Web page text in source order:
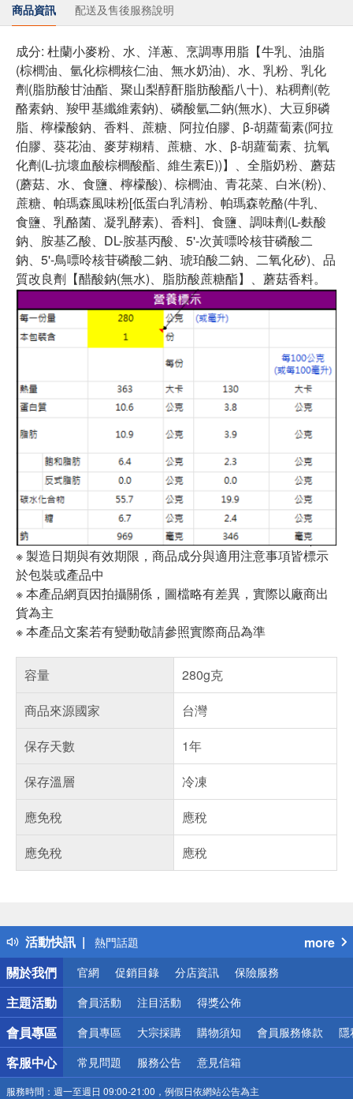
商品資訊 配送及售後服務說明
成分: 杜蘭小麥粉、水、洋蔥、烹調專用脂【牛乳、油脂
(棕櫚油、氫化棕櫚核仁油、無水奶油)、水、乳粉、乳化
劑(脂肪酸甘油酯、聚山梨醇酐脂肪酸酯八十)、粘稠劑(乾
酪素鈉、羧甲基纖維素鈉)、磷酸氫二鈉(無水)、大豆卵磷
脂、檸檬酸鈉、香料、蔗糖、阿拉伯膠、β-胡蘿蔔素(阿拉
伯膠、葵花油、麥芽糊精、蔗糖、水、β-胡蘿蔔素、抗氧
化劑(L-抗壞血酸棕櫚酸酯、維生素E))】、全脂奶粉、蘑菇
(蘑菇、水、食鹽、檸檬酸)、棕櫚油、青花菜、白米(粉)、
蔗糖、帕瑪森風味粉[低蛋白乳清粉、帕瑪森乾酪(牛乳、
食鹽、乳酪菌、凝乳酵素)、香料]、食鹽、調味劑(L-麩酸
鈉、胺基乙酸、DL-胺基丙酸、5'-次黃嘌呤核苷磷酸二
鈉、5'-鳥嘌呤核苷磷酸二鈉、琥珀酸二鈉、二氧化矽)、品
質改良劑【醋酸鈉(無水)、脂肪酸蔗糖酯】、蘑菇香料。
※ 製造日期與有效期限，商品成分與適用注意事項皆標示
於包裝或產品中
※ 本產品網頁因拍攝關係，圖檔略有差異，實際以廠商出
貨為主
※ 本產品文案若有變動敬請參照實際商品為準
容量
280g克
商品來源國家
台灣
保存天數
1年
保存溫層
冷凍
應免稅
應稅
應免稅
應稅
活動快訊
得獎公告
熱門話題
銀行優惠
偏遠地區配送
詐騙網頁！請小心！
more
關於我們
官網 促銷目錄 分店資訊 保險服務
主題活動 會員活動 注目活動 得獎公佈
會員專區 會員專區 大宗採購 購物須知 會員服務條款 隱
客服中心 常見問題 服務公告 意見信箱
服務時間： 週一至週日 09:00-21:00，例假日依網站公告為主